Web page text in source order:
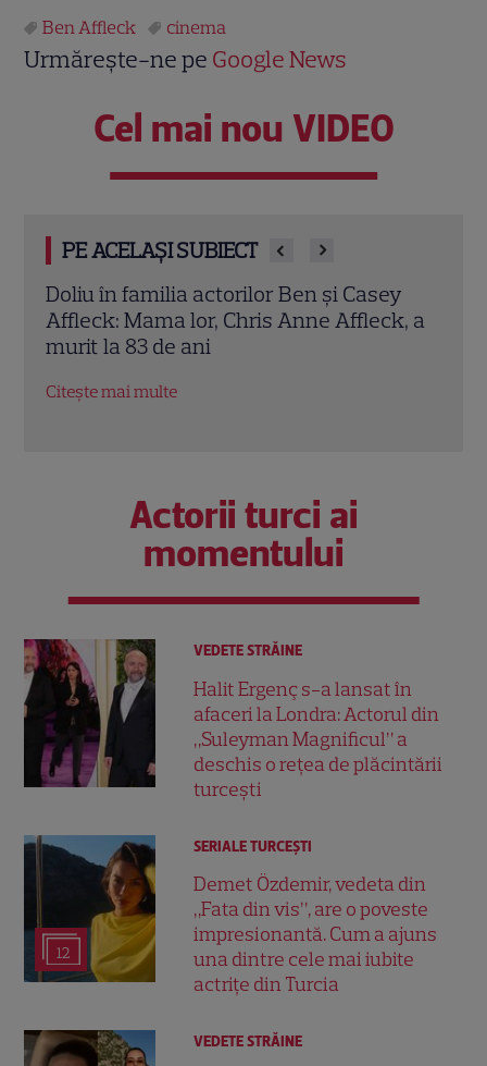
Ben Affleck cinema
Urmărește-ne pe Google News
Cel mai nou VIDEO
PE ACELAȘI SUBIECT
Hannah Waddingham va juca alături de
Jason Statham într-o comedie de
acțiune spectaculoasă. Toate detaliile
Actorii turci ai
momentului
VEDETE STRĂINE
Halit Ergenç s-a lansat în
afaceri la Londra: Actorul din
„Suleyman Magnificul” a
deschis o rețea de plăcintării
turcești
12
SERIALE TURCEŞTI
Demet Özdemir, vedeta din
„Fata din vis”, are o poveste
impresionantă. Cum a ajuns
una dintre cele mai iubite
actrițe din Turcia
VEDETE STRĂINE